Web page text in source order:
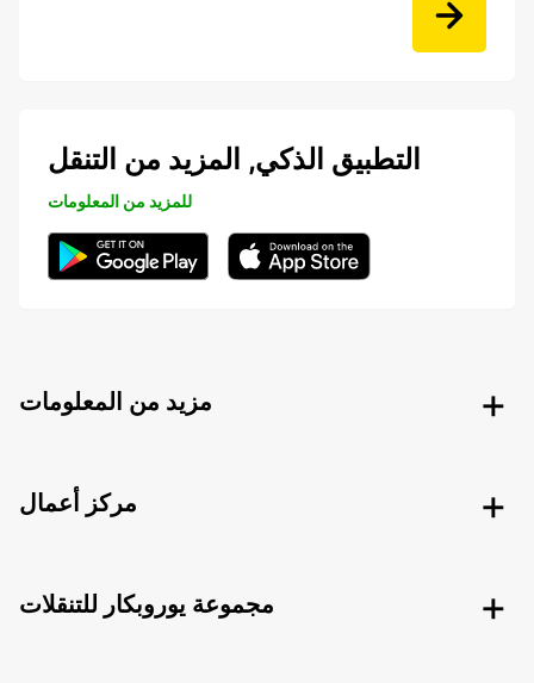
التطبيق الذكي, المزيد من التنقل
للمزيد من المعلومات
مزيد من المعلومات
مركز أعمال
مجموعة يوروبكار للتنقلات